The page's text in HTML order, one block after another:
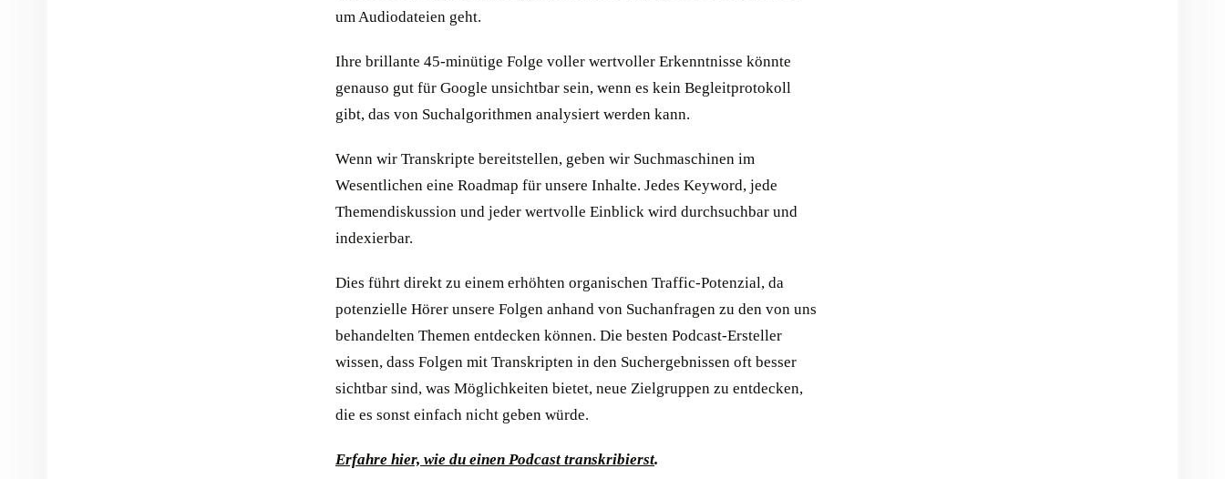
um Audiodateien geht.
Ihre brillante 45-minütige Folge voller wertvoller Erkenntnisse könnte
genauso gut für Google unsichtbar sein, wenn es kein Begleitprotokoll
gibt, das von Suchalgorithmen analysiert werden kann.
Wenn wir Transkripte bereitstellen, geben wir Suchmaschinen im
Wesentlichen eine Roadmap für unsere Inhalte. Jedes Keyword, jede
Themendiskussion und jeder wertvolle Einblick wird durchsuchbar und
indexierbar.
Dies führt direkt zu einem erhöhten organischen Traffic-Potenzial, da
potenzielle Hörer unsere Folgen anhand von Suchanfragen zu den von uns
behandelten Themen entdecken können. Die besten Podcast-Ersteller
wissen, dass Folgen mit Transkripten in den Suchergebnissen oft besser
sichtbar sind, was Möglichkeiten bietet, neue Zielgruppen zu entdecken,
die es sonst einfach nicht geben würde.
Erfahre hier, wie du einen Podcast transkribierst.